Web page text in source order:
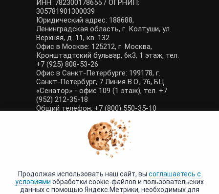
ИНН: 782300178655 / ОГРНИП:
305781901300039
Юридический адрес: 188688,
Ленинградская область, г. Колтуши, ул.
Верхняя, д. 11, кв. 132
Офис в Москве: 125212, г. Москва,
Кронштадтский бульвар, 6к3, 1 этаж, тел.
+7 (925) 808-53-26
Офис в Санкт-Петербурге: 199178, г.
Санкт-Петербург, 7 Линия В.О., 76, БЦ
«Сенатор» - офис 109 (1 этаж), тел. +7
(952) 212-35-18
Общий телефон: +7 (800) 550-35-10
E-mail: manager@tour-poisk.com (общие
вопросы), admin@tour-poisk.com (жалобы)
Номер в Общероссийском реестре
туристических агентств: РТА 0003424
Политика конфиденциальности
Продолжая использовать наш сайт, вы соглашаетесь с
условиями обработки cookie-файлов и пользовательских
данных с помощью Яндекс.Метрики, необходимых для